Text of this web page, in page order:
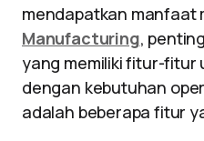
mendapatkan manfaat
Manufacturing,
yang memiliki fitur-fitur
dengan kebutuhan
adalah beberapa fitur